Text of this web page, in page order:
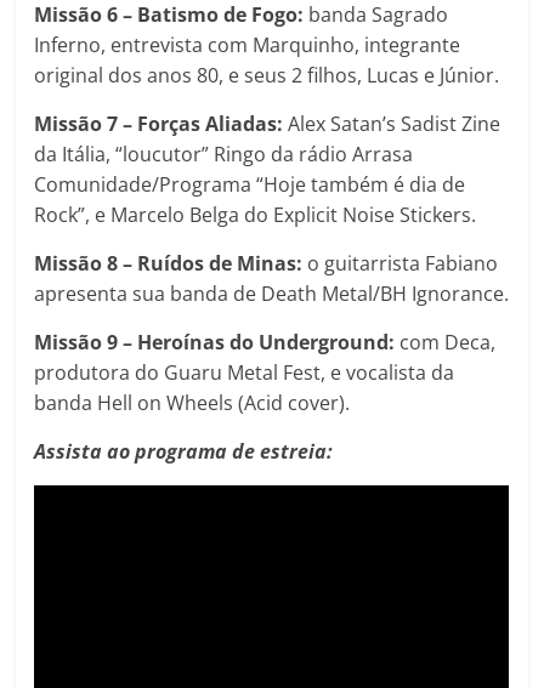
Missão 6 – Batismo de Fogo: banda Sagrado
Inferno, entrevista com Marquinho, integrante
original dos anos 80, e seus 2 filhos, Lucas e Júnior.
Missão 7 – Forças Aliadas:Alex Satan’s Sadist Zine
da Itália, “loucutor” Ringo da rádio Arrasa
Comunidade/Programa “Hoje também é dia de
Rock”, e Marcelo Belga do Explicit Noise Stickers.
Missão 8 – Ruídos de Minas: o guitarrista Fabiano
apresenta sua banda de Death Metal/BH Ignorance.
Missão 9 – Heroínas do Underground: com Deca,
produtora do Guaru Metal Fest, e vocalista da
banda Hell on Wheels (Acid cover).
Assista ao programa de estreia: